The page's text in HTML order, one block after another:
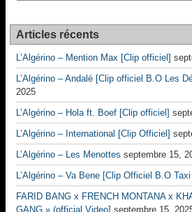
Articles récents
L’Algérino – Mention Max [Clip officiel]
L’Algérino – Andalé [Clip officiel B.O Les
2025
L’Algérino – Hola ft. Boef [Clip officiel]
L’Algérino – International [Clip Officiel]
L’Algérino – Les Menottes septembre 15,
L’Algérino – Va Bene [Clip Officiel B.O Taxi
FARID BANG x FRENCH MONTANA x
GANG » (official Video] septembre 15,